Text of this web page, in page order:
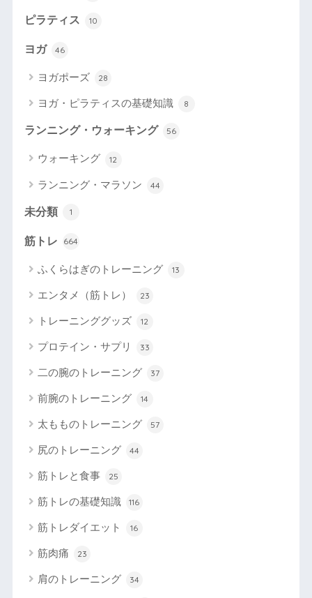
ピラティス 10
ヨガ 46
ヨガポーズ 28
ヨガ・ピラティスの基礎知識 8
ランニング・ウォーキング 56
ウォーキング 12
ランニング・マラソン 44
未分類 1
筋トレ 664
ふくらはぎのトレーニング 13
エンタメ（筋トレ） 23
トレーニンググッズ 12
プロテイン・サプリ 33
二の腕のトレーニング 37
前腕のトレーニング 14
太もものトレーニング 57
尻のトレーニング 44
筋トレと食事 25
筋トレの基礎知識 116
筋トレダイエット 16
筋肉痛 23
肩のトレーニング 34